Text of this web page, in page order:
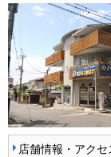
店舗情報・アクセ